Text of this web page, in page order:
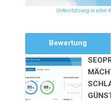
Unterstützung in allen
Bewertung